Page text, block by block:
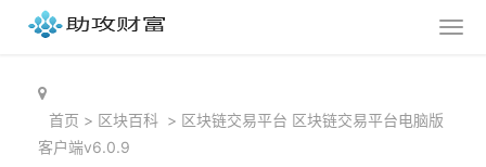
首页 > 区块百科 > 区块链交易平台 区块链交易平台电脑版
客户端v6.0.9